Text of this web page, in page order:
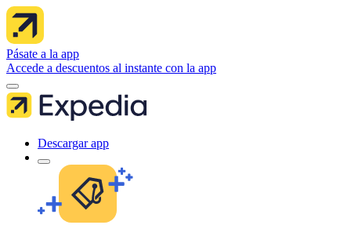
Pásate a la app
Accede a descuentos al instante con la app
Descargar app